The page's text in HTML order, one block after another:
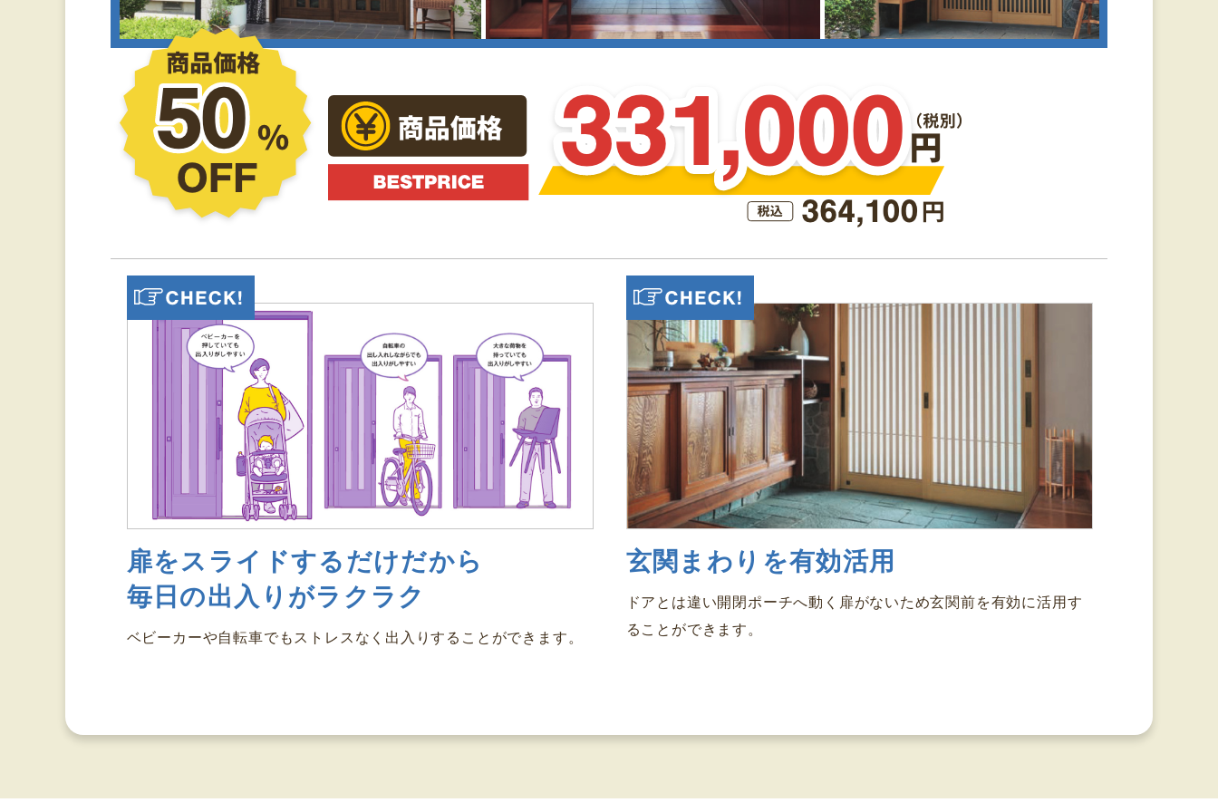
扉をスライドするだけだから
毎日の出入りがラクラク
ベビーカーや自転車でもストレスなく出入りすることができます。
玄関まわりを有効活用
ドアとは違い開閉ポーチへ動く扉がないため玄関前を有効に活用す
ることができます。